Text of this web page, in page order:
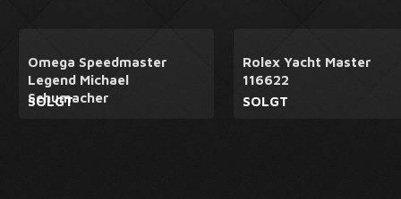
Omega Speedmaster
Legend Michael
Schumacher
SOLGT
Rolex Yacht Master
116622
SOLGT